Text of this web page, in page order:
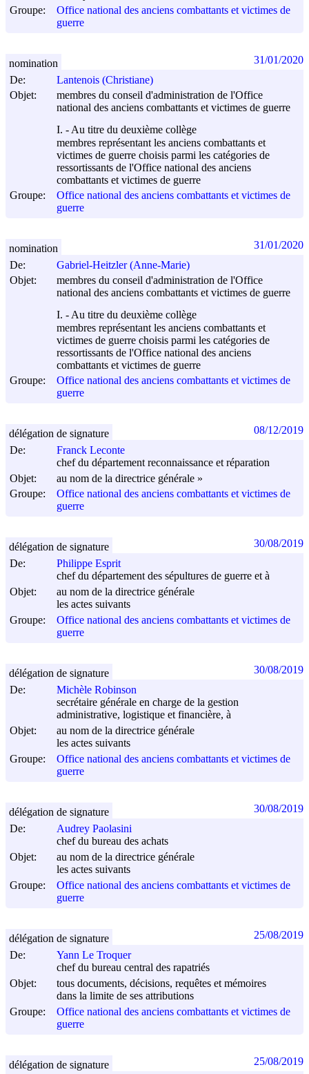
Groupe:
Office national des anciens combattants et victimes de
guerre
De:
Lantenois (Christiane)
Objet:
membres du conseil d'administration de l'Office
national des anciens combattants et victimes de guerre
I. - Au titre du deuxième collège
membres représentant les anciens combattants et
victimes de guerre choisis parmi les catégories de
ressortissants de l'Office national des anciens
combattants et victimes de guerre
Groupe:
Office national des anciens combattants et victimes de
guerre
nomination 31/01/2020
De:
Gabriel-Heitzler (Anne-Marie)
Objet:
membres du conseil d'administration de l'Office
national des anciens combattants et victimes de guerre
I. - Au titre du deuxième collège
membres représentant les anciens combattants et
victimes de guerre choisis parmi les catégories de
ressortissants de l'Office national des anciens
combattants et victimes de guerre
Groupe:
Office national des anciens combattants et victimes de
guerre
nomination 31/01/2020
De:
Franck Leconte
chef du département reconnaissance et réparation
Objet:
au nom de la directrice générale »
Groupe:
Office national des anciens combattants et victimes de
guerre
délégation de signature 08/12/2019
De:
Philippe Esprit
chef du département des sépultures de guerre et à
Objet:
au nom de la directrice générale
les actes suivants
Groupe:
Office national des anciens combattants et victimes de
guerre
délégation de signature 30/08/2019
De:
Michèle Robinson
secrétaire générale en charge de la gestion
administrative, logistique et financière, à
Objet:
au nom de la directrice générale
les actes suivants
Groupe:
Office national des anciens combattants et victimes de
guerre
délégation de signature 30/08/2019
De:
Audrey Paolasini
chef du bureau des achats
Objet:
au nom de la directrice générale
les actes suivants
Groupe:
Office national des anciens combattants et victimes de
guerre
délégation de signature 30/08/2019
De:
Yann Le Troquer
chef du bureau central des rapatriés
Objet:
tous documents, décisions, requêtes et mémoires
dans la limite de ses attributions
Groupe:
Office national des anciens combattants et victimes de
guerre
délégation de signature 25/08/2019
délégation de signature 25/08/2019